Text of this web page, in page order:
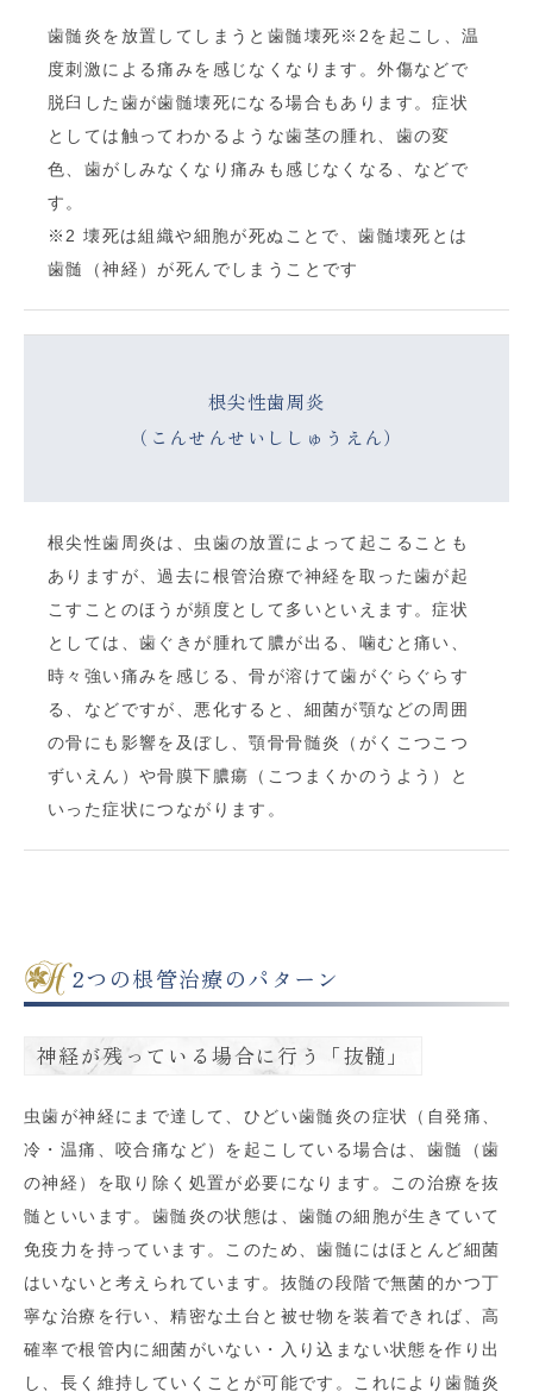
歯髄炎を放置してしまうと歯髄壊死※2を起こし、温
度刺激による痛みを感じなくなります。外傷などで
脱臼した歯が歯髄壊死になる場合もあります。症状
としては触ってわかるような歯茎の腫れ、歯の変
色、歯がしみなくなり痛みも感じなくなる、などで
す。
※2 壊死は組織や細胞が死ぬことで、歯髄壊死とは
歯髄（神経）が死んでしまうことです
根尖性歯周炎
（こんせんせいししゅうえん）
根尖性歯周炎は、虫歯の放置によって起こることも
ありますが、過去に根管治療で神経を取った歯が起
こすことのほうが頻度として多いといえます。症状
としては、歯ぐきが腫れて膿が出る、噛むと痛い、
時々強い痛みを感じる、骨が溶けて歯がぐらぐらす
る、などですが、悪化すると、細菌が顎などの周囲
の骨にも影響を及ぼし、顎骨骨髄炎（がくこつこつ
ずいえん）や骨膜下膿瘍（こつまくかのうよう）と
いった症状につながります。
2つの根管治療のパターン
神経が残っている場合に行う「抜髄」
虫歯が神経にまで達して、ひどい歯髄炎の症状（自発痛、
冷・温痛、咬合痛など）を起こしている場合は、歯髄（歯
の神経）を取り除く処置が必要になります。この治療を抜
髄といいます。歯髄炎の状態は、歯髄の細胞が生きていて
免疫力を持っています。このため、歯髄にはほとんど細菌
はいないと考えられています。抜髄の段階で無菌的かつ丁
寧な治療を行い、精密な土台と被せ物を装着できれば、高
確率で根管内に細菌がいない・入り込まない状態を作り出
し、長く維持していくことが可能です。これにより歯髄炎